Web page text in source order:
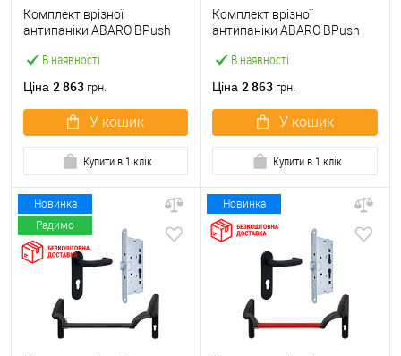
В наявності
Комплект врізної
антипаніки ABARO BPush
чорний із замком та ручкою
Ціна 2 863 грн.
У кошик
Купити в 1 клік
В наявності
Комплект врізної
антипаніки ABARO BPush
червоний із замком та
Ціна 2 863 грн.
У кошик
Купити в 1 клік
Новинка
Радимо
Новинка